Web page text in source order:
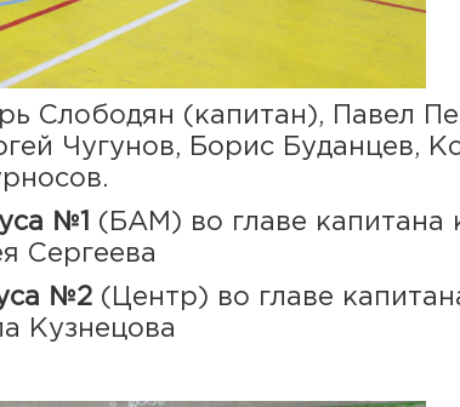
Слободян (капитан), Павел
Чугунов, Борис Буданцев,
№1 (БАМ) во главе капитана
Сергеева
№2 (Центр) во главе
Кузнецова